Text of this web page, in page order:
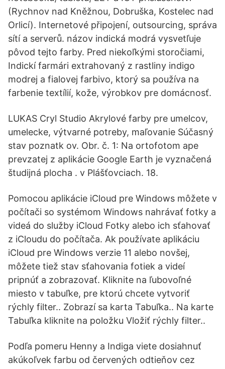
(Rychnov nad Kněžnou, Dobruška, Kostelec nad
Orlicí). Internetové připojení, outsourcing, správa
sítí a serverů. názov indická modrá vysvetľuje
pôvod tejto farby. Pred niekoľkými storočiami,
Indickí farmári extrahovaný z rastliny indigo
modrej a fialovej farbivo, ktorý sa používa na
farbenie textílií, kože, výrobkov pre domácnosť.
LUKAS Cryl Studio Akrylové farby pre umelcov,
umelecke, výtvarné potreby, maľovanie Súčasný
stav poznatk ov. Obr. č. 1: Na ortofotom ape
prevzatej z aplikácie Google Earth je vyznačená
študijná plocha . v Plášťovciach. 18.
Pomocou aplikácie iCloud pre Windows môžete v
počítači so systémom Windows nahrávať fotky a
videá do služby iCloud Fotky alebo ich sťahovať
z iCloudu do počítača. Ak používate aplikáciu
iCloud pre Windows verzie 11 alebo novšej,
môžete tiež stav sťahovania fotiek a videí
pripnúť a zobrazovať. Kliknite na ľubovoľné
miesto v tabuľke, pre ktorú chcete vytvoriť
rýchly filter.. Zobrazí sa karta Tabuľka.. Na karte
Tabuľka kliknite na položku Vložiť rýchly filter..
Podľa pomeru Henny a Indiga viete dosiahnuť
akúkoľvek farbu od červených odtieňov cez